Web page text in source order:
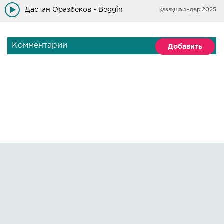
Дастан Оразбеков - Beggin Қазақша әндер 2025
Комментарии Добавить